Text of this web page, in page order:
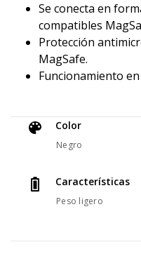
Se conecta en
compatibles
Protección
MagSafe.
Funcionamiento
Color
Negro
Características
Peso ligero